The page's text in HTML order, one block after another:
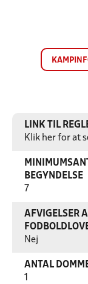
LINK TIL
Klik her for at
BEGYNDELSE
7
AFVIGELSER
Nej
ANTAL